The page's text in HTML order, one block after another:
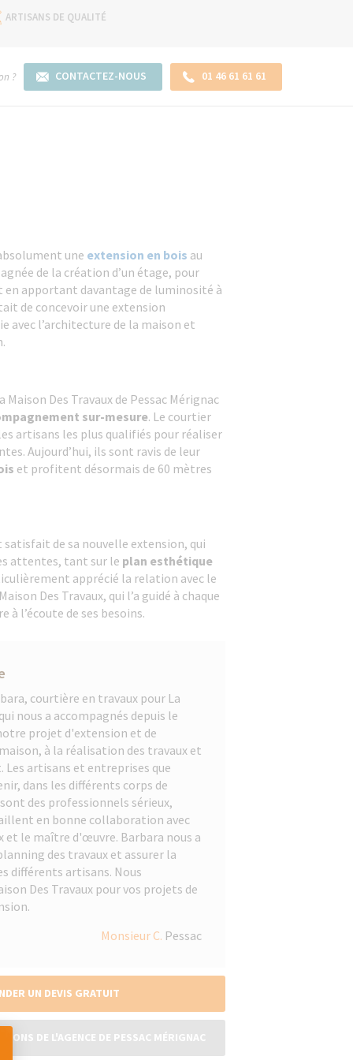
ARTISANS DE QUALITÉ
? CONTACTEZ-NOUS 01 46 61 61 61
une extension en bois au
de la création d’un étage, pour
apportant davantage de luminosité à
de concevoir une extension
avec l’architecture de la maison et
Des Travaux de Pessac Mérignac
sur-mesure. Le courtier
artisans les plus qualifiés pour réaliser
Aujourd’hui, ils sont ravis de leur
et profitent désormais de 60 mètres
de sa nouvelle extension, qui
attentes, tant sur le plan esthétique
apprécié la relation avec le
Des Travaux, qui l’a guidé à chaque
à l’écoute de ses besoins.
courtière en travaux pour La
nous a accompagnés depuis le
projet d'extension et de
à la réalisation des travaux et
Les artisans et entreprises que
dans les différents corps de
des professionnels sérieux,
en bonne collaboration avec
et le maître d'œuvre. Barbara nous a
des travaux et assurer la
différents artisans. Nous
Des Travaux pour vos projets de
Monsieur C. Pessac
UN DEVIS GRATUIT
DE L'AGENCE DE PESSAC MÉRIGNAC